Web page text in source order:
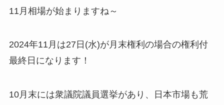
11月相場が始まりますね～
2024年11月は27日(水)が月末権利の場合の権利付
最終日になります！
10月末には衆議院議員選挙があり、日本市場も荒